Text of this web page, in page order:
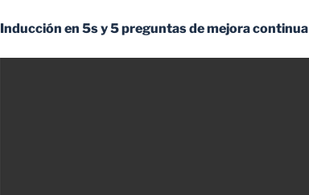
Inducción en 5s y 5 preguntas de mejora continua